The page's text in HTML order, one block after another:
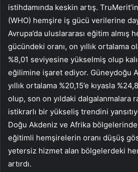
istihdamında keskin artış.
(WHO) hemşire iş gücü verilerine
Avrupa’da uluslararası eğitim almış
gücündeki oranı, on yıllık ortalama
%8,01 seviyesine yükselmiş olup
eğilimine işaret ediyor. Güneydoğu
yıllık ortalama %20,15’e kıyasla
olup, son on yıldaki dalgalanmalara
istikrarlı bir yükseliş trendini
Doğu Akdeniz ve Afrika bölgelerinde
eğitimli hemşirelerin oranı düşüş
yetersiz hizmet alan bölgelerdeki
artırdı.